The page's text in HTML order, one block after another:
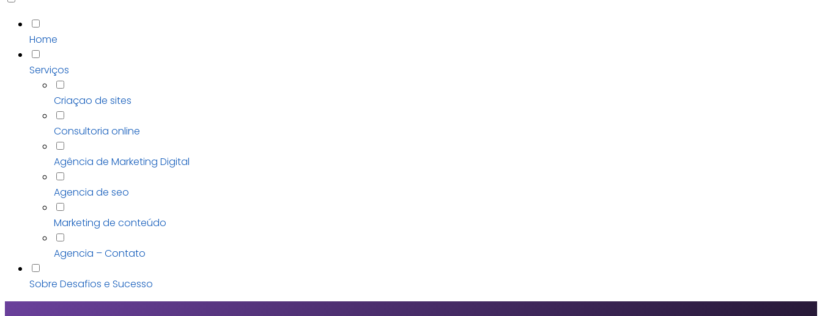
Home
Serviços
Criaçao de sites
Consultoria online
Agência de Marketing Digital
Agencia de seo
Marketing de conteúdo
Agencia – Contato
Sobre Desafios e Sucesso